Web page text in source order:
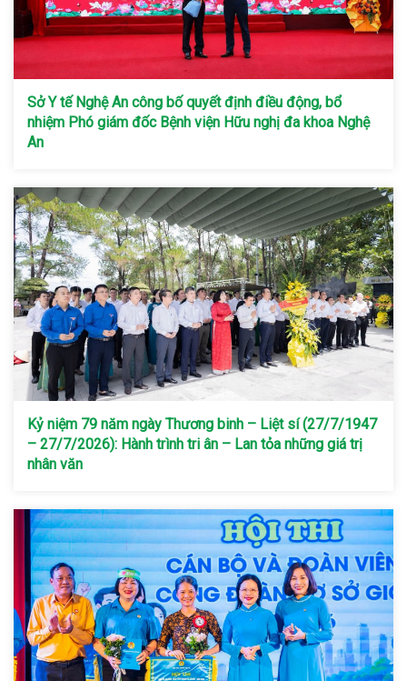
Sở Y tế Nghệ An công bố quyết định điều động, bổ
nhiệm Phó giám đốc Bệnh viện Hữu nghị đa khoa Nghệ
An
Kỷ niệm 79 năm ngày Thương binh – Liệt sí (27/7/1947
– 27/7/2026): Hành trình tri ân – Lan tỏa những giá trị
nhân văn